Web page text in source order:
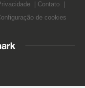
Contato
de cookies